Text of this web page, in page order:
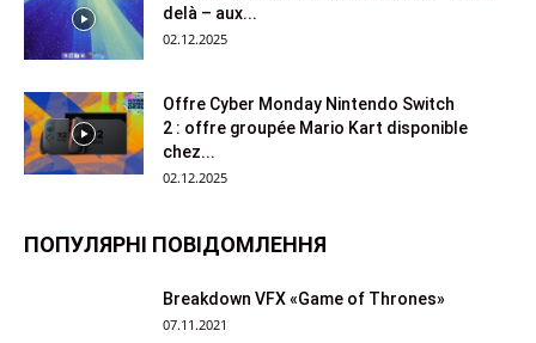
delà – aux...
02.12.2025
Offre Cyber ​​Monday Nintendo Switch
2 : offre groupée Mario Kart disponible
chez...
02.12.2025
ПОПУЛЯРНІ ПОВІДОМЛЕННЯ
Breakdown VFX «Game of Thrones»
07.11.2021